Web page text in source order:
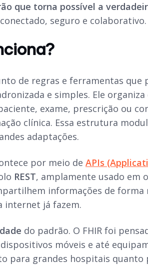
que torna possível a
seguro e colaborativo.
de regras e ferramentas que
e simples. Ele
exame, prescrição ou
clínica. Essa estrutura
adaptações.
por meio de APIs
REST, amplamente usado em
informações de
internet já fazem.
do padrão. O FHIR foi
móveis e até
para grandes hospitais quanto